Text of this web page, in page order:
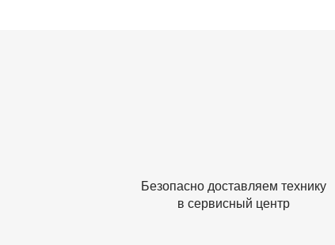
Безопасно доставляем технику
в сервисный центр